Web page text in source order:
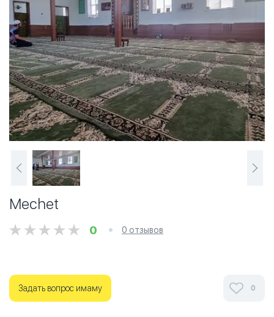
Mechet
0 0 отзывов
Задать вопрос имаму 0